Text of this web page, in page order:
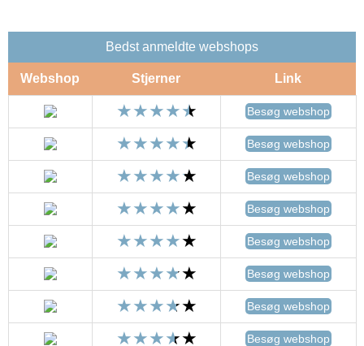
Bedst anmeldte webshops
Webshop Stjerner Link
Besøg webshop
Besøg webshop
Besøg webshop
Besøg webshop
Besøg webshop
Besøg webshop
Besøg webshop
Besøg webshop